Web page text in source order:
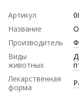
Артикул
Название
Производитель
Виды
животных
Лекарственная
форма